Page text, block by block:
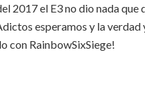
2017 el E3 no dio nada que
esperamos y la verdad
con RainbowSixSiege!